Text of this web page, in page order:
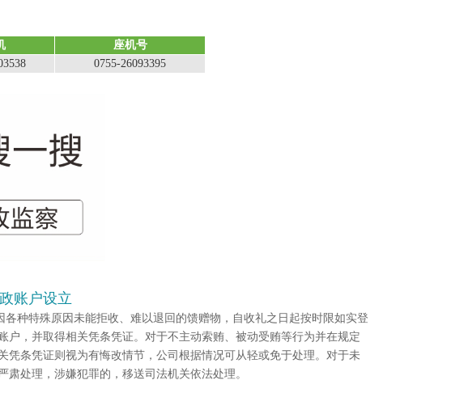
座机号
0755-26093395
账户设立
种特殊原因未能拒收、难以退回的馈赠物，自收礼之日起按时限如实登
户，并取得相关凭条凭证。对于不主动索贿、被动受贿等行为并在规定
凭条凭证则视为有悔改情节，公司根据情况可从轻或免于处理。对于未
肃处理，涉嫌犯罪的，移送司法机关依法处理。